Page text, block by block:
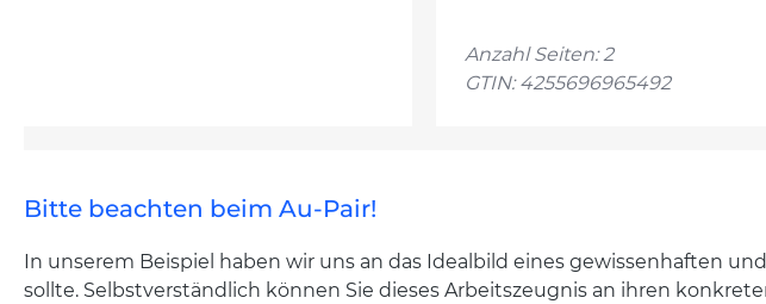
Anzahl Seiten: 2
GTIN: 4255696965492
Bitte beachten beim Au-Pair!
In unserem Beispiel haben wir uns an das Idealbild eines gewissenhaften
sollte. Selbstverständlich können Sie dieses Arbeitszeugnis an ihren